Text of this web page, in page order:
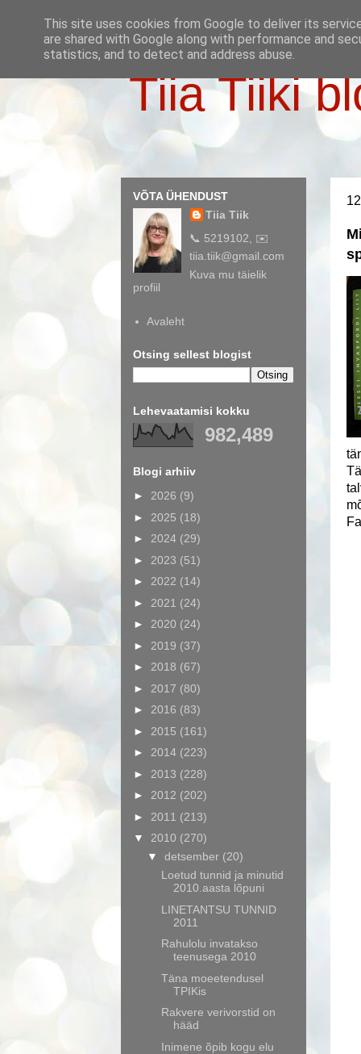
Tiia Tiiki
VÕTA ÜHENDUST
Tiia Tiik
📞 5219102, ✉️
tiia.tiik@gmail.com
Kuva mu täielik
profiil
Avaleht
Otsing sellest blogist
Lehevaatamisi kokku
982,489
Blogi arhiiv
► 2026 (9)
► 2025 (18)
► 2024 (29)
► 2023 (51)
► 2022 (14)
► 2021 (24)
► 2020 (24)
► 2019 (37)
► 2018 (67)
► 2017 (80)
► 2016 (83)
► 2015 (161)
► 2014 (223)
► 2013 (228)
► 2012 (202)
► 2011 (213)
▼ 2010 (270)
▼ detsember (20)
Loetud tunnid ja minutid
2010.aasta lõpuni
LINETANTSU TUNNID
2011
Rahulolu invatakso
teenusega 2010
Täna moeetendusel
TPIKis
Rakvere verivorstid on
hääd
Inimene õpib kogu elu
This site uses cookies from Google to deliver its
are shared with Google along with performance and
statistics, and to detect and address abuse.